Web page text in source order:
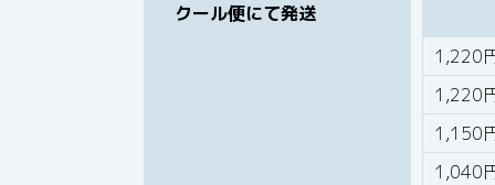
クール便にて発送
1,220
1,220
1,150
1,040